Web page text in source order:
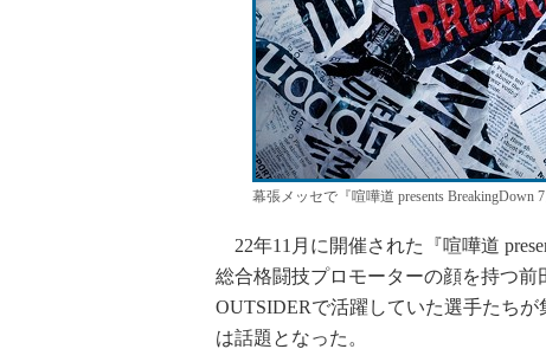
幕張メッセで『喧嘩道 presents BreakingDown
22年11月に開催された『喧嘩道
総合格闘技プロモーターの顔を持つ
OUTSIDERで活躍していた選手たち
は話題となった。